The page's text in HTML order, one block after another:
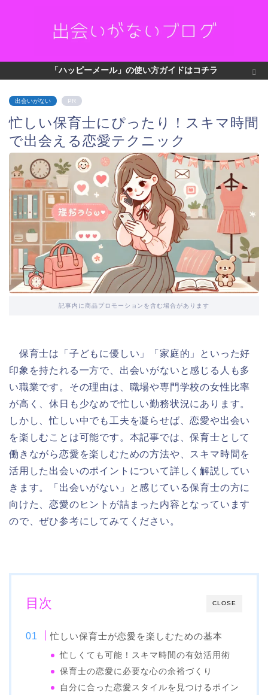
「ハッピーメール」の使い方ガイドはコチラ
出会いがない PR
忙しい保育士にぴったり！スキマ時間
で出会える恋愛テクニック
記事内に商品プロモーションを含む場合があります
保育士は「子どもに優しい」「家庭的」といった好
印象を持たれる一方で、出会いがないと感じる人も多
い職業です。その理由は、職場や専門学校の女性比率
が高く、休日も少なめで忙しい勤務状況にあります。
しかし、忙しい中でも工夫を凝らせば、恋愛や出会い
を楽しむことは可能です。本記事では、保育士として
働きながら恋愛を楽しむための方法や、スキマ時間を
活用した出会いのポイントについて詳しく解説してい
きます。「出会いがない」と感じている保育士の方に
向けた、恋愛のヒントが詰まった内容となっています
ので、ぜひ参考にしてみてください。
CLOSE
目次
忙しい保育士が恋愛を楽しむための基本
忙しくても可能！スキマ時間の有効活用術
保育士の恋愛に必要な心の余裕づくり
自分に合った恋愛スタイルを見つけるポイン